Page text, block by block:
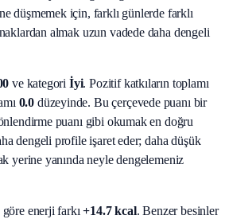
düşmemek için, farklı günlerde farklı
almak uzun vadede daha dengeli
ve kategori İyi. Pozitif katkıların toplamı
0.0 düzeyinde. Bu çerçevede puanı bir
puanı gibi okumak en doğru
dengeli profile işaret eder; daha düşük
yerine yanında neyle dengelemeniz
enerji farkı +14.7 kcal. Benzer besinler